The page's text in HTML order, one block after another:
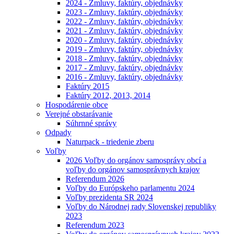
2024 - Zmluvy, faktúry, objednávky
2023 - Zmluvy, faktúry, objednávky
2022 - Zmluvy, faktúry, objednávky
2021 - Zmluvy, faktúry, objednávky
2020 - Zmluvy, faktúry, objednávky
2019 - Zmluvy, faktúry, objednávky
2018 - Zmluvy, faktúry, objednávky
2017 - Zmluvy, faktúry, objednávky
2016 - Zmluvy, faktúry, objednávky
Faktúry 2015
Faktúry 2012, 2013, 2014
Hospodárenie obce
Verejné obstarávanie
Súhrnné správy
Odpady
Naturpack - triedenie zberu
Voľby
2026 Voľby do orgánov samosprávy obcí a
voľby do orgánov samosprávnych krajov
Referendum 2026
Voľby do Európskeho parlamentu 2024
Voľby prezidenta SR 2024
Voľby do Národnej rady Slovenskej republiky
2023
Referendum 2023